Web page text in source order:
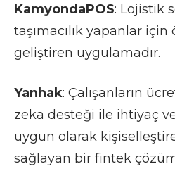
KamyondaPOS: Lojistik
taşımacılık yapanlar
geliştiren uygulamadır.
Yanhak: Çalışanların
zeka desteği ile ihtiyaç
uygun olarak
sağlayan bir fintek